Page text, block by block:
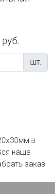
шт.
в
наша
заказ